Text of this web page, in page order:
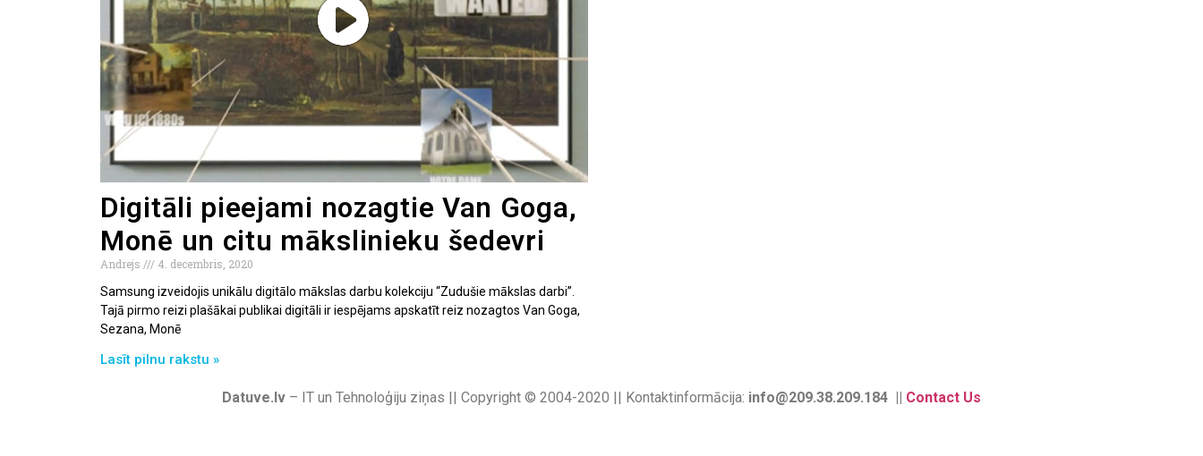
Digitāli pieejami nozagtie Van Goga,
Monē un citu mākslinieku šedevri
Andrejs
4. decembris, 2020
Samsung izveidojis unikālu digitālo mākslas darbu kolekciju “Zudušie mākslas darbi”.
Tajā pirmo reizi plašākai publikai digitāli ir iespējams apskatīt reiz nozagtos Van Goga,
Sezana, Monē
Lasīt pilnu rakstu »
Datuve.lv – IT un Tehnoloģiju ziņas || Copyright © 2004-2020 || Kontaktinformācija: info@209.38.209.184 || Contact Us